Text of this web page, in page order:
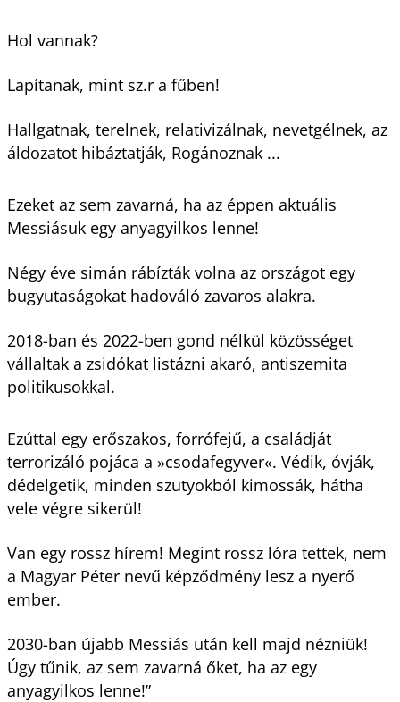
Hol vannak?
Lapítanak, mint sz.r a fűben!
Hallgatnak, terelnek, relativizálnak, nevetgélnek, az
áldozatot hibáztatják, Rogánoznak ...
Ezeket az sem zavarná, ha az éppen aktuális
Messiásuk egy anyagyilkos lenne!
Négy éve simán rábízták volna az országot egy
bugyutaságokat hadováló zavaros alakra.
2018-ban és 2022-ben gond nélkül közösséget
vállaltak a zsidókat listázni akaró, antiszemita
politikusokkal.
Ezúttal egy erőszakos, forrófejű, a családját
terrorizáló pojáca a »csodafegyver«. Védik, óvják,
dédelgetik, minden szutyokból kimossák, hátha
vele végre sikerül!
Van egy rossz hírem! Megint rossz lóra tettek, nem
a Magyar Péter nevű képződmény lesz a nyerő
ember.
2030-ban újabb Messiás után kell majd nézniük!
Úgy tűnik, az sem zavarná őket, ha az egy
anyagyilkos lenne!”